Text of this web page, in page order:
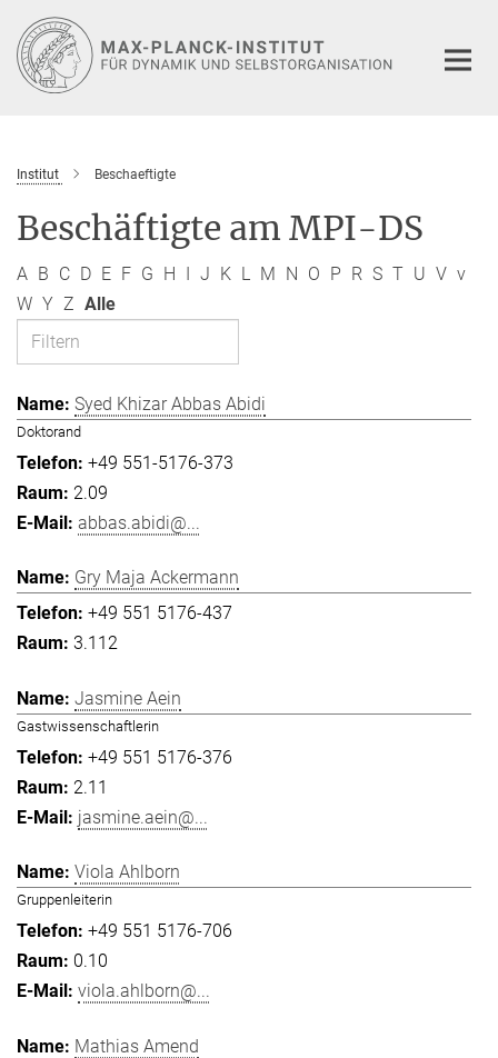
Hauptinhalt
Institut Beschaeftigte
Beschäftigte am MPI-DS
A B C D E F G H I J K L M N O P R S T U V v
W Y Z Alle
Syed Khizar Abbas Abidi
Doktorand
+49 551-5176-373
2.09
abbas.abidi@...
Gry Maja Ackermann
+49 551 5176-437
3.112
Jasmine Aein
Gastwissenschaftlerin
+49 551 5176-376
2.11
jasmine.aein@...
Viola Ahlborn
Gruppenleiterin
+49 551 5176-706
0.10
viola.ahlborn@...
Mathias Amend